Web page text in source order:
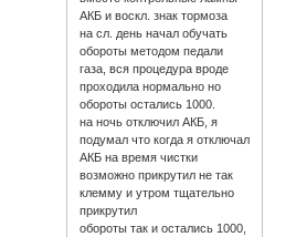
АКБ и воскл. знак тормоза
на сл. день начал обучать
обороты методом педали
газа, вся процедура вроде
проходила нормально но
обороты остались 1000.
на ночь отключил АКБ, я
подумал что когда я отключал
АКБ на время чистки
возможно прикрутил не так
клемму и утром тщательно
прикрутил
обороты так и остались 1000,